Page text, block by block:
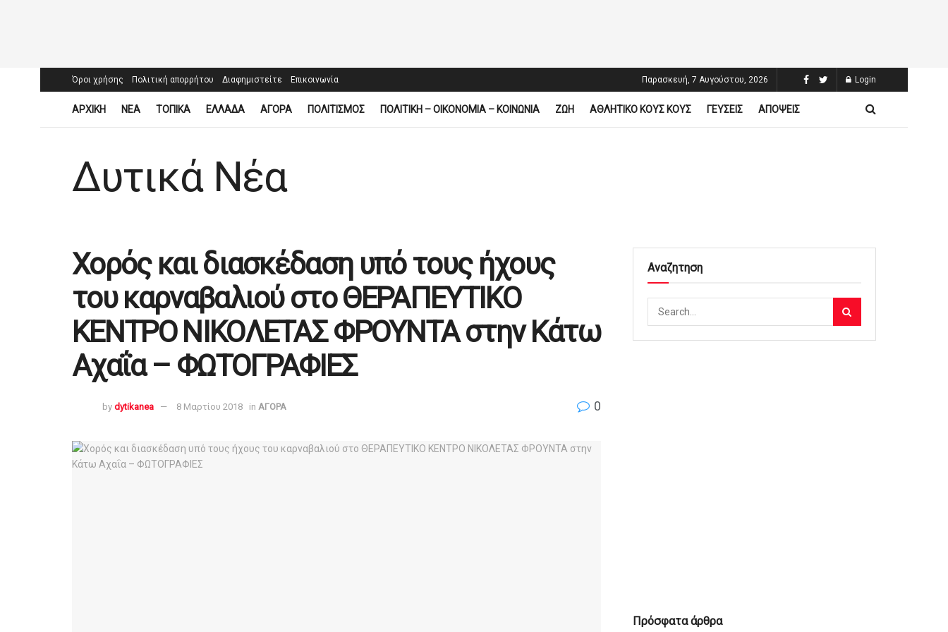
Όροι χρήσης Πολιτική απορρήτου Διαφημιστείτε Επικοινωνία Παρασκευή, 7 Αυγούστου, 2026 Login
ΑΡΧΙΚΗ ΝΕΑ ΤΟΠΙΚΑ ΕΛΛΑΔΑ ΑΓΟΡΑ ΠΟΛΙΤΙΣΜΟΣ ΠΟΛΙΤΙΚΗ – ΟΙΚΟΝΟΜΙΑ – ΚΟΙΝΩΝΙΑ ΖΩΗ ΑΘΛΗΤΙΚΟ ΚΟΥΣ ΚΟΥΣ ΓΕΥΣΕΙΣ ΑΠΟΨΕΙΣ
Δυτικά Νέα
Χορός και διασκέδαση υπό τους ήχους
του καρναβαλιού στο ΘΕΡΑΠΕΥΤΙΚΟ
ΚΕΝΤΡΟ ΝΙΚΟΛΕΤΑΣ ΦΡΟΥΝΤΑ στην Κάτω
Αχαΐα – ΦΩΤΟΓΡΑΦΙΕΣ
by dytikanea 8 Μαρτίου 2018 in ΑΓΟΡΑ 0
Αναζητηση
Πρόσφατα άρθρα